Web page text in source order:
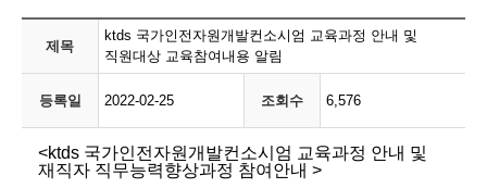
제목
ktds 국가인전자원개발컨소시엄 교육과정 안내 및
직원대상 교육참여내용 알림
등록일 2022-02-25 조회수 6,576
<ktds 국가인전자원개발컨소시엄 교육과정 안내 및
재직자 직무능력향상과정 참여안내 >